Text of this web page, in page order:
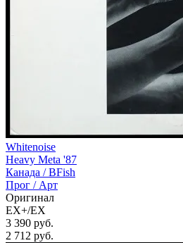
Whitenoise
Heavy Meta '87
Канада /BFish
Прог / Арт
Оригинал
EX+/EX
3 390 руб.
2 712 руб.